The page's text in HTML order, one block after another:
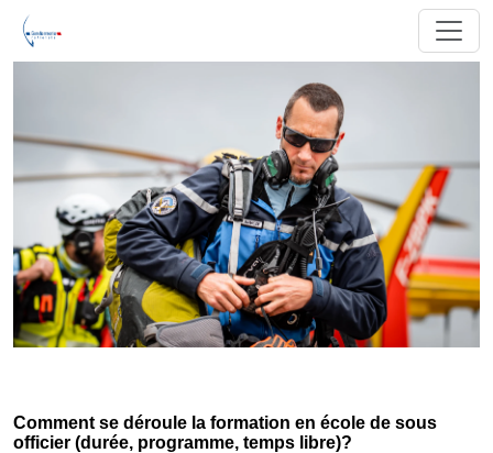
Comment se déroule la formation en école de sous
officier (durée, programme, temps libre)?